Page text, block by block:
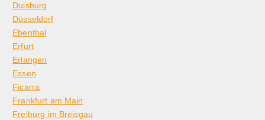
Duisburg
Düsseldorf
Ebenthal
Erfurt
Erlangen
Essen
Ficarra
Frankfurt am Main
Freiburg im Breisgau